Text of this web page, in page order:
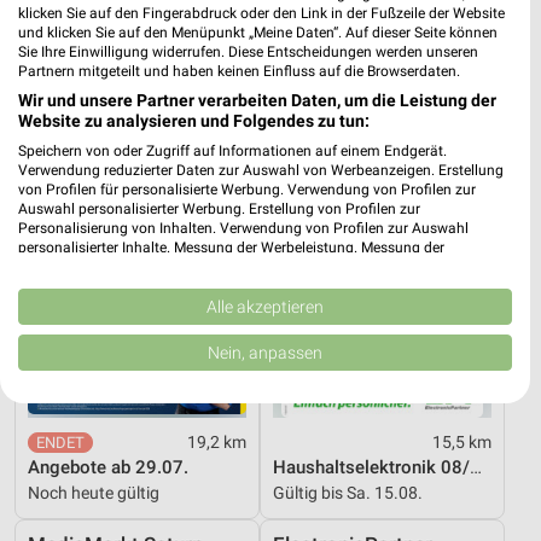
4 Prospekte
EURONICS
19,2 km
Angebote ab 29.07.
Noch heute gültig
ElectronicPartner
15,5 km
Haushaltselektronik 08/2026
Gültig bis Sa. 15.08.
klicken Sie auf den Fingerabdruck oder den Link in der Fußzeile der Website
und klicken Sie auf den Menüpunkt „Meine Daten“. Auf dieser Seite können
Sie Ihre Einwilligung widerrufen. Diese Entscheidungen werden unseren
Partnern mitgeteilt und haben keinen Einfluss auf die Browserdaten.
Wir und unsere Partner verarbeiten Daten, um die Leistung der
Website zu analysieren und Folgendes zu tun:
Speichern von oder Zugriff auf Informationen auf einem Endgerät.
Verwendung reduzierter Daten zur Auswahl von Werbeanzeigen. Erstellung
von Profilen für personalisierte Werbung. Verwendung von Profilen zur
Auswahl personalisierter Werbung. Erstellung von Profilen zur
Personalisierung von Inhalten. Verwendung von Profilen zur Auswahl
personalisierter Inhalte. Messung der Werbeleistung. Messung der
Kombinationen von Daten aus verschiedenen Quellen. Entwicklung und
Verbesserung der Angebote. Verwendung reduzierter Daten zur Auswahl
von Inhalten.
Daten können außerhalb der Europäischen Union weitergegeben und in die
USA gesendet werden.
Website/App.
Partnerliste anzeigen (1 IAB-Anbieter)
Wir nutzen Ihre Daten für folgende Zwecke:
IAB-Verarbeitungszwecke:
Alle akzeptieren
Nein, anpassen